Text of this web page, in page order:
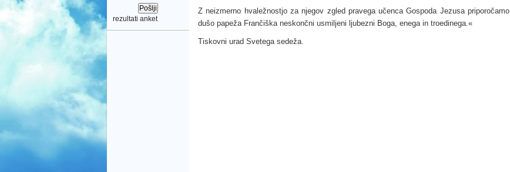
rezultati anket
Z neizmerno hvaležnostjo za njegov zgled pravega učenca Gospoda Jezusa priporočamo
dušo papeža Frančiška neskončni usmiljeni ljubezni Boga, enega in troedinega.«
Tiskovni urad Svetega sedeža.